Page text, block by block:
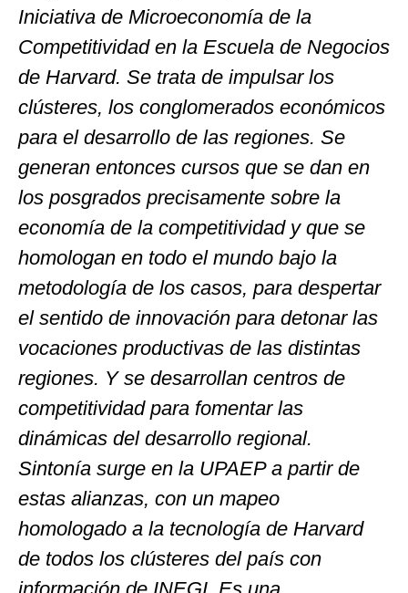
Iniciativa de Microeconomía de la
Competitividad en la Escuela de Negocios
de Harvard. Se trata de impulsar los
clústeres, los conglomerados económicos
para el desarrollo de las regiones. Se
generan entonces cursos que se dan en
los posgrados precisamente sobre la
economía de la competitividad y que se
homologan en todo el mundo bajo la
metodología de los casos, para despertar
el sentido de innovación para detonar las
vocaciones productivas de las distintas
regiones. Y se desarrollan centros de
competitividad para fomentar las
dinámicas del desarrollo regional.
Sintonía surge en la UPAEP a partir de
estas alianzas, con un mapeo
homologado a la tecnología de Harvard
de todos los clústeres del país con